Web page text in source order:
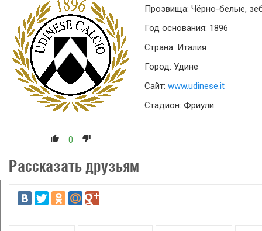
0
Прозвища: Чёрно-белые,
Год основания: 1896
Страна: Италия
Город: Удине
Сайт: www.udinese.it
Стадион: Фриули
Рассказать друзьям